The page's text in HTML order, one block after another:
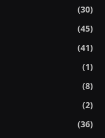
(30)
(45)
(41)
(1)
(8)
(2)
(36)